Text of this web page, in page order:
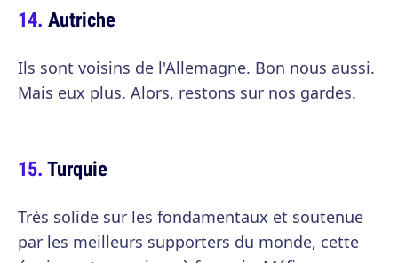
Autriche
Ils sont voisins de l'Allemagne. Bon nous aussi.
Mais eux plus. Alors, restons sur nos gardes.
Turquie
Très solide sur les fondamentaux et soutenue
par les meilleurs supporters du monde, cette